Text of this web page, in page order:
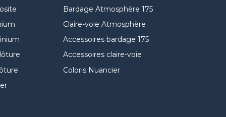
Bardage Atmosphère 175
Claire-voie Atmosphère
Accessoires bardage 175
Accessoires claire-voie
Coloris Nuancier